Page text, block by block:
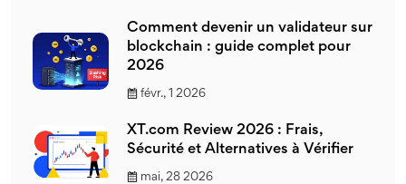
Comment devenir un validateur sur
blockchain : guide complet pour
2026
févr., 1 2026
XT.com Review 2026 : Frais,
Sécurité et Alternatives à Vérifier
mai, 28 2026